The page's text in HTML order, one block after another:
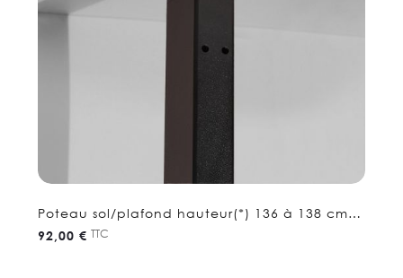
Poteau sol/plafond hauteur(*) 136 à 138 cm -
Etagere séparation
92,00 € TTC